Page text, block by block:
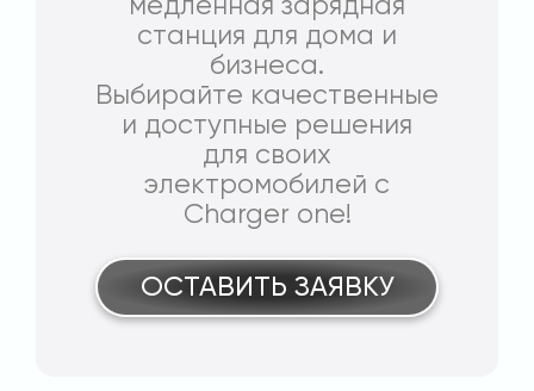
медленная зарядная
станция для дома и
бизнеса.
Выбирайте качественные
и доступные решения
для своих
электромобилей с
Charger one!
ОСТАВИТЬ ЗАЯВКУ